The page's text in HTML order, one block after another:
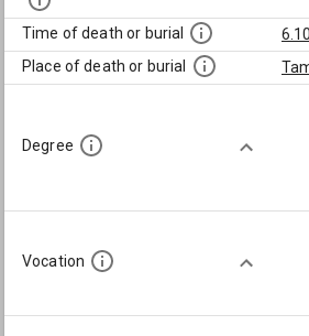
Time of death or burial
Place of death or burial
Degree
Vocation